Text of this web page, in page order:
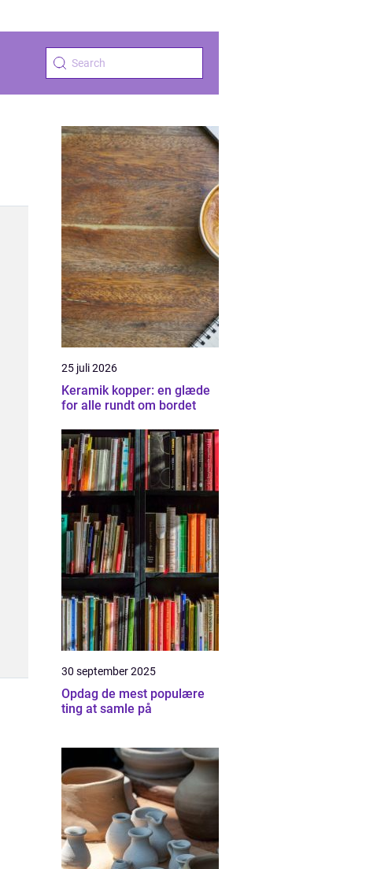
25 juli 2026
Keramik kopper: en glæde
for alle rundt om bordet
30 september 2025
Opdag de mest populære
ting at samle på